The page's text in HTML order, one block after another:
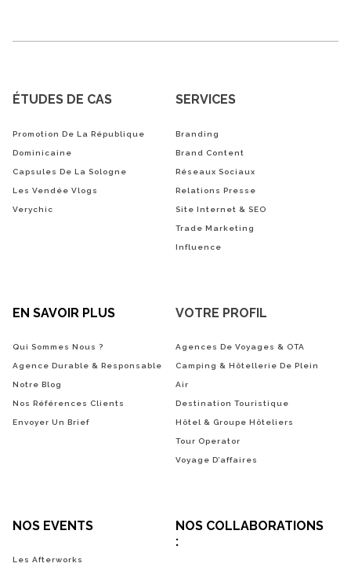
ÉTUDES DE CAS
Promotion De La République
Dominicaine
Capsules De La Sologne
Les Vendée Vlogs
Verychic
SERVICES
Branding
Brand Content
Réseaux Sociaux
Relations Presse
Site Internet & SEO
Trade Marketing
Influence
EN SAVOIR PLUS
Qui Sommes Nous ?
Agence Durable & Responsable
Notre Blog
Nos Références Clients
Envoyer Un Brief
VOTRE PROFIL
Agences De Voyages & OTA
Camping & Hôtellerie De Plein
Air
Destination Touristique
Hôtel & Groupe Hôteliers
Tour Operator
Voyage D’affaires
NOS EVENTS
Les Afterworks
NOS COLLABORATIONS
: